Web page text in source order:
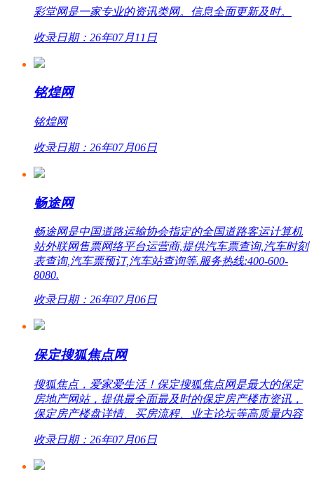
彩堂网是一家专业的资讯类网。信息全面更新及时。
收录日期：26年07月11日
铭煌网
铭煌网
收录日期：26年07月06日
畅途网
畅途网是中国道路运输协会指定的全国道路客运计算机
站外联网售票网络平台运营商,提供汽车票查询,汽车时刻
表查询,汽车票预订,汽车站查询等.服务热线:400-600-
8080.
收录日期：26年07月06日
保定搜狐焦点网
搜狐焦点，爱家爱生活！保定搜狐焦点网是最大的保定
房地产网站，提供最全面最及时的保定房产楼市资讯，
保定房产楼盘详情、买房流程、业主论坛等高质量内容
收录日期：26年07月06日